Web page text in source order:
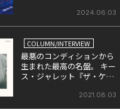
2024.06.03
COLUMN/INTERVIEW
最悪のコンディションから
生まれた最高の名盤。 キー
ス・ジャレット『ザ・ケル
2021.08.03